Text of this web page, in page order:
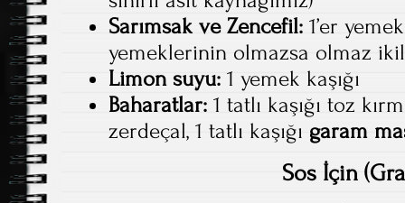
Sarımsak ve Zencefil: 1’er
yemeklerinin olmazsa olmaz
Limon suyu: 1 yemek kaşığı
Baharatlar: 1 tatlı kaşığı toz
zerdeçal, 1 tatlı kaşığı garam
Sos İçin